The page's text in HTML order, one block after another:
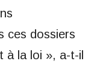
ces dossiers
à la loi », a-t-il